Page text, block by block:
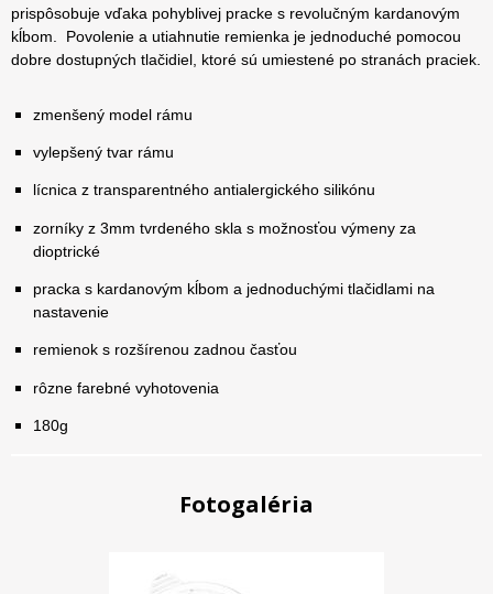
prispôsobuje vďaka pohyblivej pracke s revolučným kardanovým
kĺbom. Povolenie a utiahnutie remienka je jednoduché pomocou
dobre dostupných tlačidiel, ktoré sú umiestené po stranách praciek.
zmenšený model rámu
vylepšený tvar rámu
lícnica z transparentného antialergického silikónu
zorníky z 3mm tvrdeného skla s možnosťou výmeny za
dioptrické
pracka s kardanovým kĺbom a jednoduchými tlačidlami na
nastavenie
remienok s rozšírenou zadnou časťou
rôzne farebné vyhotovenia
180g
Fotogaléria